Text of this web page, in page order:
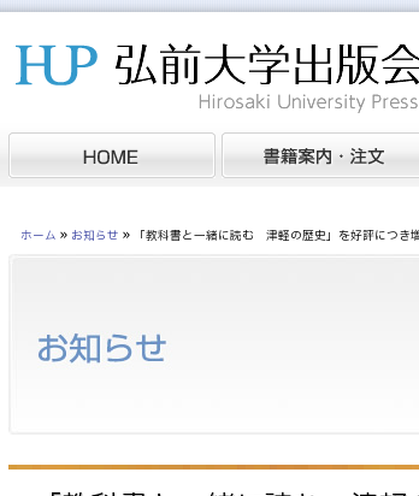
ホーム » お知らせ » 「教科書と一緒に読む 津軽の歴史」を好評につき